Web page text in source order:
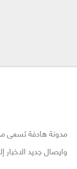
مدونة هادفة تسعى من
وايصال جديد الاخبار